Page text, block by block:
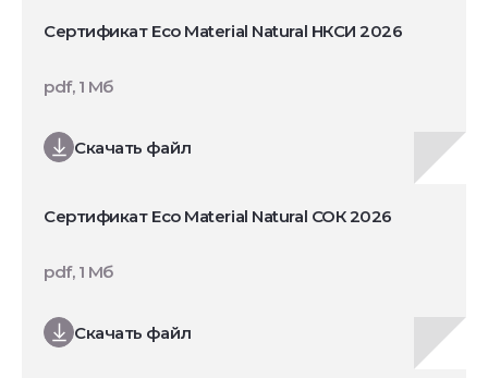
Сертификат Eco Material Natural НКСИ 2026
Скачать файл
pdf, 1 Мб
Сертификат Eco Material Natural СОК 2026
Скачать файл
pdf, 1 Мб